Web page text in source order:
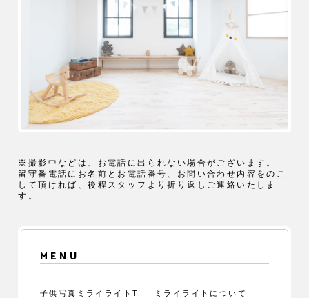
※撮影中などは、お電話に出られない場合がございます。
留守番電話にお名前とお電話番号、お問い合わせ内容をのこ
して頂ければ、後程スタッフより折り返しご連絡いたしま
す。
MENU
子供写真ミライライトT ミライライトについて